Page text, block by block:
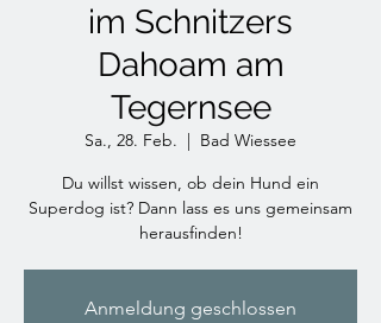
im Schnitzers
Dahoam am
Tegernsee
Sa., 28. Feb.
  |
Bad Wiessee
Du willst wissen, ob dein Hund ein
Superdog ist? Dann lass es uns gemeinsam
herausfinden!
Anmeldung geschlossen